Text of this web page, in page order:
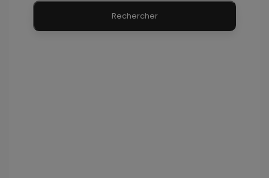
Rechercher